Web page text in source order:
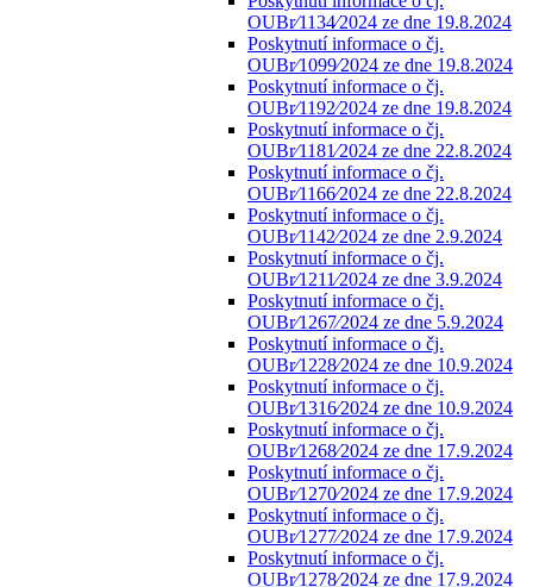
OUBr⁄1134⁄2024 ze dne 19.8.2024
Poskytnutí informace o čj.
OUBr⁄1099⁄2024 ze dne 19.8.2024
Poskytnutí informace o čj.
OUBr⁄1192⁄2024 ze dne 19.8.2024
Poskytnutí informace o čj.
OUBr⁄1181⁄2024 ze dne 22.8.2024
Poskytnutí informace o čj.
OUBr⁄1166⁄2024 ze dne 22.8.2024
Poskytnutí informace o čj.
OUBr⁄1142⁄2024 ze dne 2.9.2024
Poskytnutí informace o čj.
OUBr⁄1211⁄2024 ze dne 3.9.2024
Poskytnutí informace o čj.
OUBr⁄1267⁄2024 ze dne 5.9.2024
Poskytnutí informace o čj.
OUBr⁄1228⁄2024 ze dne 10.9.2024
Poskytnutí informace o čj.
OUBr⁄1316⁄2024 ze dne 10.9.2024
Poskytnutí informace o čj.
OUBr⁄1268⁄2024 ze dne 17.9.2024
Poskytnutí informace o čj.
OUBr⁄1270⁄2024 ze dne 17.9.2024
Poskytnutí informace o čj.
OUBr⁄1277⁄2024 ze dne 17.9.2024
Poskytnutí informace o čj.
OUBr⁄1278⁄2024 ze dne 17.9.2024